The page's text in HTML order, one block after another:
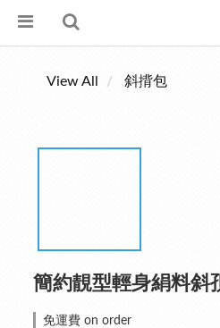
View All 斜揹包
簡約靚型輕身絹料斜
免運費 on order